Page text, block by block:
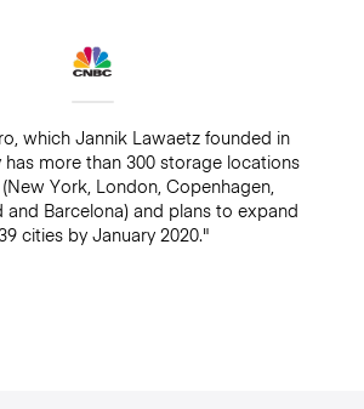
which Jannik Lawaetz founded in
has more than 300 storage locations
York, London, Copenhagen,
and Barcelona) and plans to expand
cities by January 2020."